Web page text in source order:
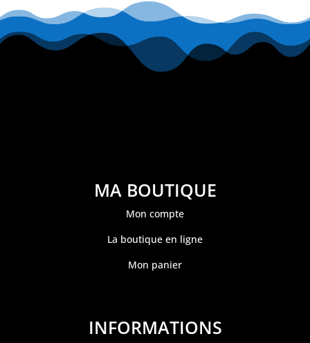
MA BOUTIQUE
Mon compte
La boutique en ligne
Mon panier
INFORMATIONS